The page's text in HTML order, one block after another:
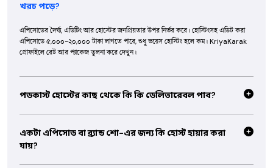
খরচ পড়ে?
এপিসোডের দৈর্ঘ্য, এডিটিং আর হোস্টের জনপ্রিয়তার উপর নির্ভর করে। হোস্টিংসহ এডিট করা
এপিসোডে ৫,০০০-২০,০০০ টাকা লাগতে পারে, শুধু ভয়েস হোস্টিং হলে কম। KriyaKarak
প্রোফাইলে রেট আর প্যাকেজ তুলনা করে দেখুন।
পডকাস্ট হোস্টের কাছ থেকে কি কি ডেলিভারেবল পাব?
কেউ কেউ গেস্ট ম্যানেজমেন্ট আর পাবলিশিংও করে দেন। বুক করার আগে ডেলিভারেবল আর
ফরম্যাট ঠিক করে নিন।
একটা এপিসোড বা ব্র্যান্ড শো-এর জন্য কি হোস্ট হায়ার করা
যায়?